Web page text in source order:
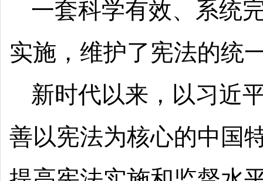
一套科学有效、系统
实施，维护了宪法的统
新时代以来，以习近
善以宪法为核心的中国